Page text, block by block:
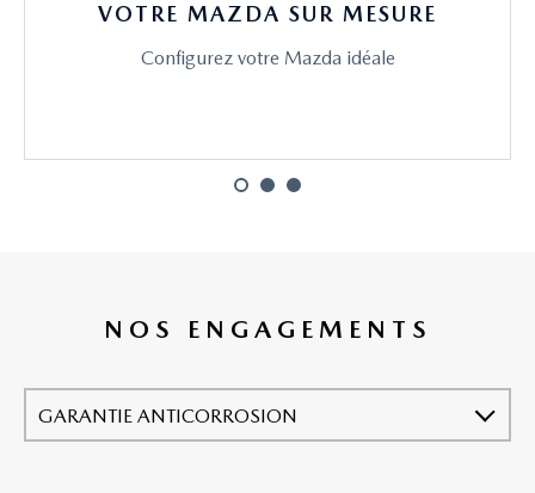
VOTRE MAZDA SUR MESURE
Configurez votre Mazda idéale
NOS ENGAGEMENTS
GARANTIE ANTICORROSION